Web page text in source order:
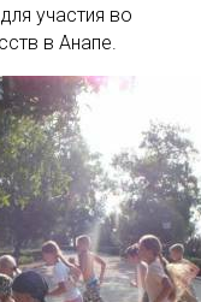
участия во
в Анапе.